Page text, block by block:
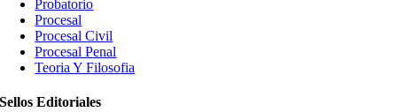
Probatorio
Procesal
Procesal Civil
Procesal Penal
Teoria Y Filosofia
Sellos Editoriales